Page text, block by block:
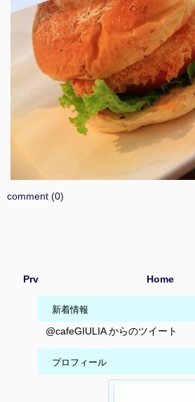
comment (0)
Prv Home
新着情報
@cafeGIULIA からのツイート
プロフィール